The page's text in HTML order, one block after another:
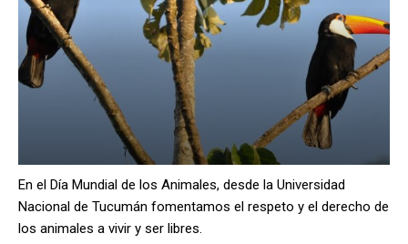
En el Día Mundial de los Animales, desde la Universidad
Nacional de Tucumán fomentamos el respeto y el derecho de
los animales a vivir y ser libres.